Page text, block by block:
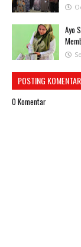
Ayo
POSTING KOMENTAR
0 Komentar